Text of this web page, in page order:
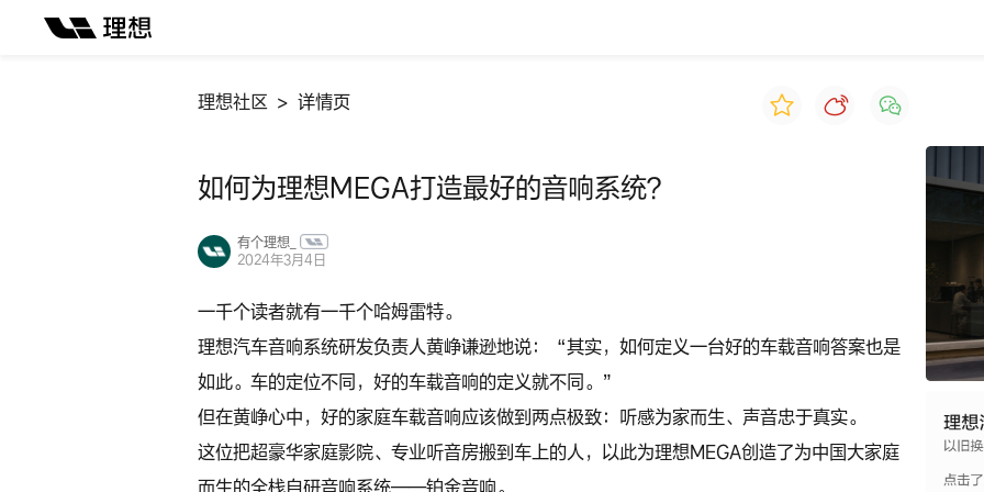
理想社区 详情页
如何为理想MEGA打造最好的音响系统？
有个理想_
2024年3月4日
一千个读者就有一千个哈姆雷特。
理想汽车音响系统研发负责人黄峥谦逊地说：“其实，如何定义一台好的车载音响答案也是
如此。车的定位不同，好的车载音响的定义就不同。”
但在黄峥心中，好的家庭车载音响应该做到两点极致：听感为家而生、声音忠于真实。
这位把超豪华家庭影院、专业听音房搬到车上的人，以此为理想MEGA创造了为中国大家庭
而生的全栈自研音响系统——铂金音响。